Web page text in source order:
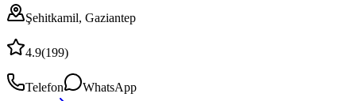
Şehitkamil, Gaziantep
4.9(199)
Telefon
WhatsApp